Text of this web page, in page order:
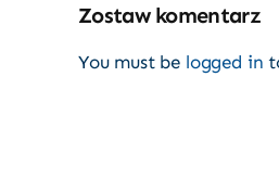
Zostaw komentarz
You must be logged in